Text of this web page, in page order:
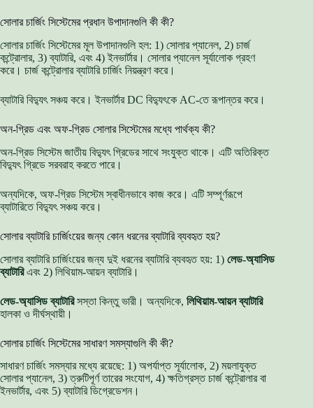
সোলার চার্জিং সিস্টেমের প্রধান উপাদানগুলি কী কী?
সোলার চার্জিং সিস্টেমের মূল উপাদানগুলি হল: 1) সোলার প্যানেল, 2) চার্জ
কন্ট্রোলার, 3) ব্যাটারি, এবং 4) ইনভার্টার। সোলার প্যানেল সূর্যালোক গ্রহণ
করে। চার্জ কন্ট্রোলার ব্যাটারি চার্জিং নিয়ন্ত্রণ করে।
ব্যাটারি বিদ্যুৎ সঞ্চয় করে। ইনভার্টার DC বিদ্যুৎকে AC-তে রূপান্তর করে।
অন-গ্রিড এবং অফ-গ্রিড সোলার সিস্টেমের মধ্যে পার্থক্য কী?
অন-গ্রিড সিস্টেম জাতীয় বিদ্যুৎ গ্রিডের সাথে সংযুক্ত থাকে। এটি অতিরিক্ত
বিদ্যুৎ গ্রিডে সরবরাহ করতে পারে।
অন্যদিকে, অফ-গ্রিড সিস্টেম স্বাধীনভাবে কাজ করে। এটি সম্পূর্ণরূপে
ব্যাটারিতে বিদ্যুৎ সঞ্চয় করে।
সোলার ব্যাটারি চার্জিংয়ের জন্য কোন ধরনের ব্যাটারি ব্যবহৃত হয়?
সোলার ব্যাটারি চার্জিংয়ের জন্য দুই ধরনের ব্যাটারি ব্যবহৃত হয়: 1) লেড-অ্যাসিড
ব্যাটারিএবং 2) লিথিয়াম-আয়ন ব্যাটারি।
লেড-অ্যাসিড ব্যাটারিসস্তা কিন্তু ভারী। অন্যদিকে, লিথিয়াম-আয়ন ব্যাটারি
হালকা ও দীর্ঘস্থায়ী।
সোলার চার্জিং সিস্টেমের সাধারণ সমস্যাগুলি কী কী?
সাধারণ চার্জিং সমস্যার মধ্যে রয়েছে: 1) অপর্যাপ্ত সূর্যালোক, 2) ময়লাযুক্ত
সোলার প্যানেল, 3) ত্রুটিপূর্ণ তারের সংযোগ, 4) ক্ষতিগ্রস্ত চার্জ কন্ট্রোলার বা
ইনভার্টার, এবং 5) ব্যাটারি ডিগ্রেডেশন।